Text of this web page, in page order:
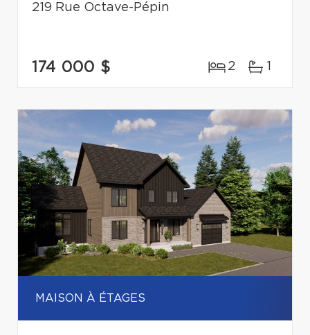
219 Rue Octave-Pépin
174 000 $ 2 1
MAISON À ÉTAGES